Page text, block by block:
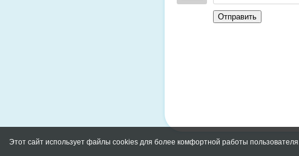
Отправить
Этот сайт использует файлы cookies для более комфортной работы